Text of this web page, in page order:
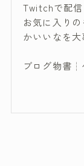
Twitchで配信
お気に入り
かいいなを大
ブログ物書